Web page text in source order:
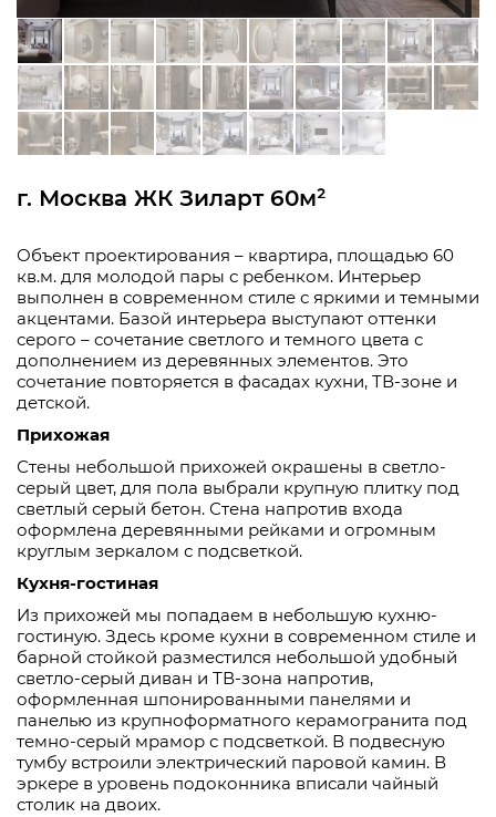
г. Москва ЖК Зиларт 60м²
Объект проектирования – квартира, площадью 60
кв.м. для молодой пары с ребенком. Интерьер
выполнен в современном стиле с яркими и темными
акцентами. Базой интерьера выступают оттенки
серого – сочетание светлого и темного цвета с
дополнением из деревянных элементов. Это
сочетание повторяется в фасадах кухни, ТВ-зоне и
детской.
Прихожая
Стены небольшой прихожей окрашены в светло-
серый цвет, для пола выбрали крупную плитку под
светлый серый бетон. Стена напротив входа
оформлена деревянными рейками и огромным
круглым зеркалом с подсветкой.
Кухня-гостиная
Из прихожей мы попадаем в небольшую кухню-
гостиную. Здесь кроме кухни в современном стиле и
барной стойкой разместился небольшой удобный
светло-серый диван и ТВ-зона напротив,
оформленная шпонированными панелями и
панелью из крупноформатного керамогранита под
темно-серый мрамор с подсветкой. В подвесную
тумбу встроили электрический паровой камин. В
эркере в уровень подоконника вписали чайный
столик на двоих.